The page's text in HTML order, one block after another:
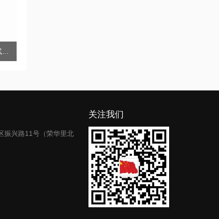
口罩颗粒物过滤效率试验仪（三合一）
振兴路11号（荣华里北
关注我们